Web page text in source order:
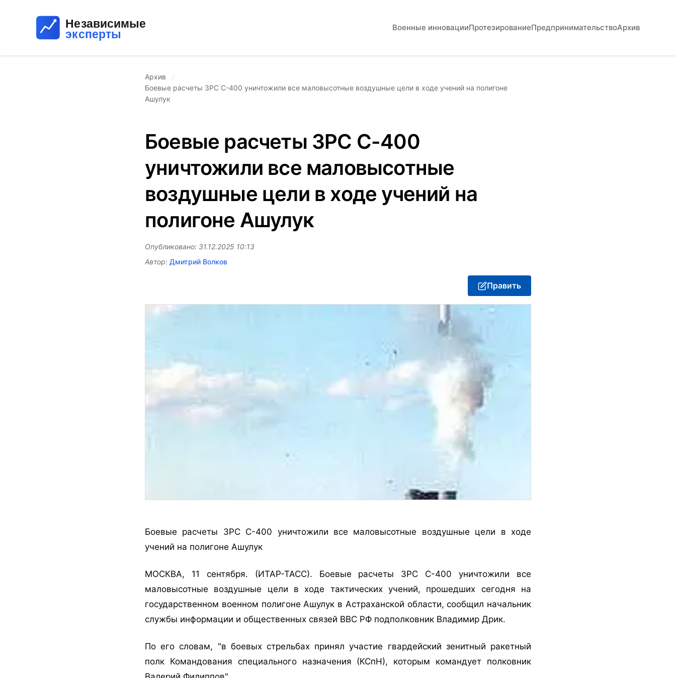
Военные инновацииПротезированиеПредпринимательствоАрхив
Архив
Боевые расчеты ЗРС С-400 уничтожили все маловысотные воздушные цели в ходе учений на полигоне
Ашулук
Боевые расчеты ЗРС С-400
уничтожили все маловысотные
воздушные цели в ходе учений на
полигоне Ашулук
Опубликовано: 31.12.2025 10:13
Автор: Дмитрий Волков
Править
Боевые расчеты ЗРС С-400 уничтожили все маловысотные воздушные цели в ходе
учений на полигоне Ашулук
МОСКВА, 11 сентября. (ИТАР-ТАСС). Боевые расчеты ЗРС С-400 уничтожили все
маловысотные воздушные цели в ходе тактических учений, прошедших сегодня на
государственном военном полигоне Ашулук в Астраханской области, сообщил начальник
службы информации и общественных связей ВВС РФ подполковник Владимир Дрик.
По его словам, "в боевых стрельбах принял участие гвардейский зенитный ракетный
полк Командования специального назначения (КСпН), которым командует полковник